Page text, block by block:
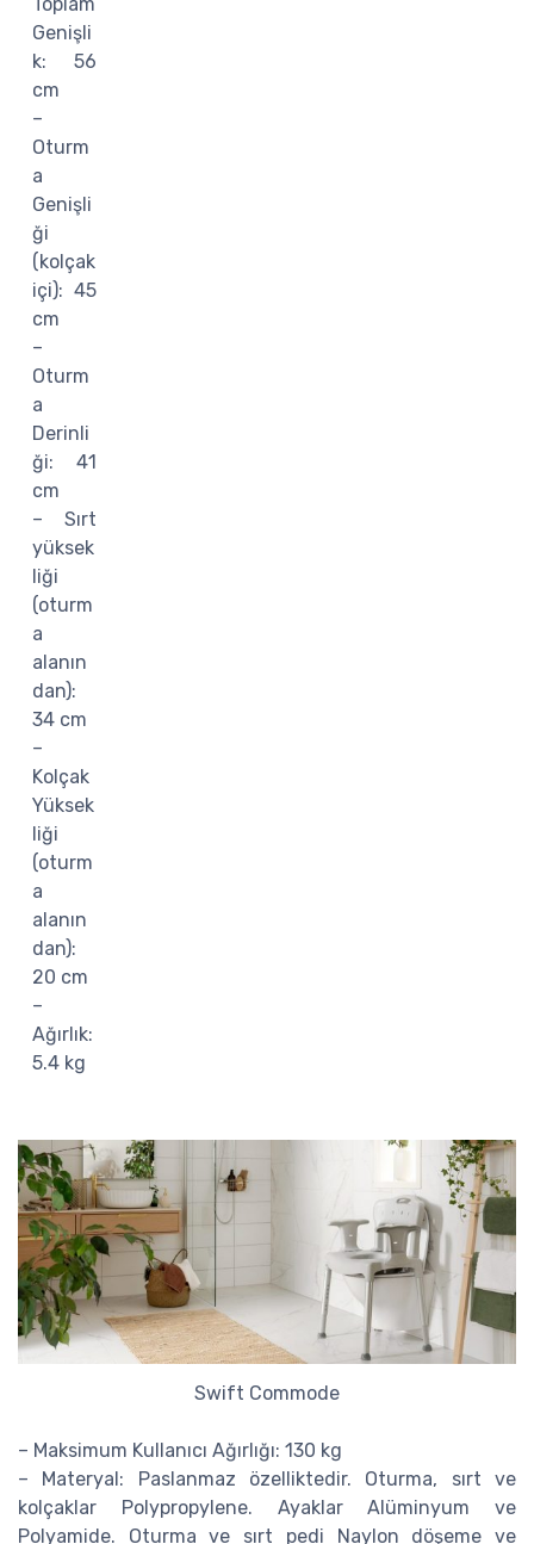
Toplam
Genişli
k: 56
cm
–
Oturm
a
Genişli
ği
(kolçak
içi): 45
cm
–
Oturm
a
Derinli
ği: 41
cm
– Sırt
yüksek
liği
(oturm
a
alanın
dan):
34 cm
–
Kolçak
Yüksek
liği
(oturm
a
alanın
dan):
20 cm
–
Ağırlık:
5.4 kg
Swift Commode
– Maksimum Kullanıcı Ağırlığı: 130 kg
– Materyal: Paslanmaz özelliktedir. Oturma, sırt ve
kolçaklar Polypropylene. Ayaklar Alüminyum ve
Polyamide. Oturma ve sırt pedi Naylon döşeme ve